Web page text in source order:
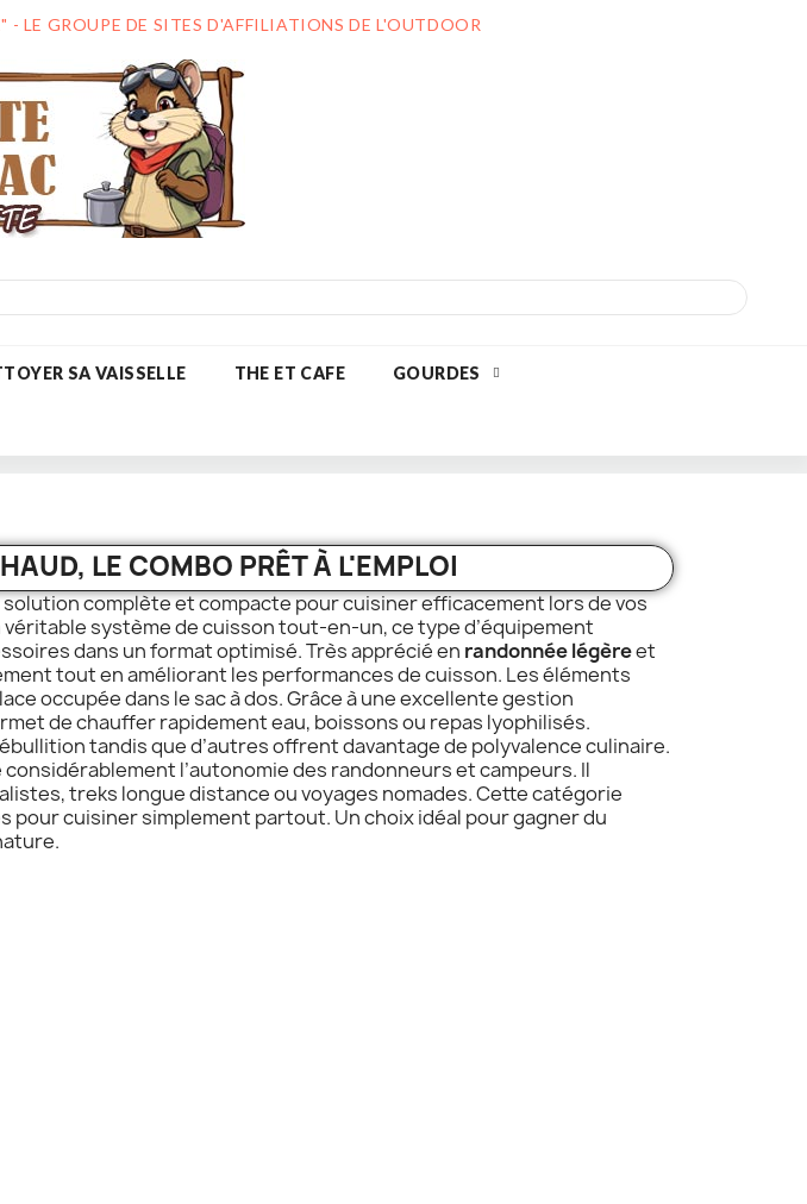
- LE GROUPE DE SITES D'AFFILIATIONS DE L'OUTDOOR
SA VAISSELLE THE ET CAFE GOURDES
LE COMBO PRÊTÀ L'EMPLOI
complète et compacte pour cuisiner efficacement lors de vos
système de cuisson tout-en-un, ce type d’équipement
dans un format optimisé. Très apprécié en randonnée légèreet
tout en améliorant les performances de cuisson. Les éléments
occupée dans le sac à dos. Grâce à une excellente gestion
de chauffer rapidement eau, boissons ou repas lyophilisés.
tandis que d’autres offrent davantage de polyvalence culinaire.
l’autonomie des randonneurs et campeurs. Il
treks longue distance ou voyages nomades. Cette catégorie
pour cuisiner simplement partout. Un choix idéal pour gagner du